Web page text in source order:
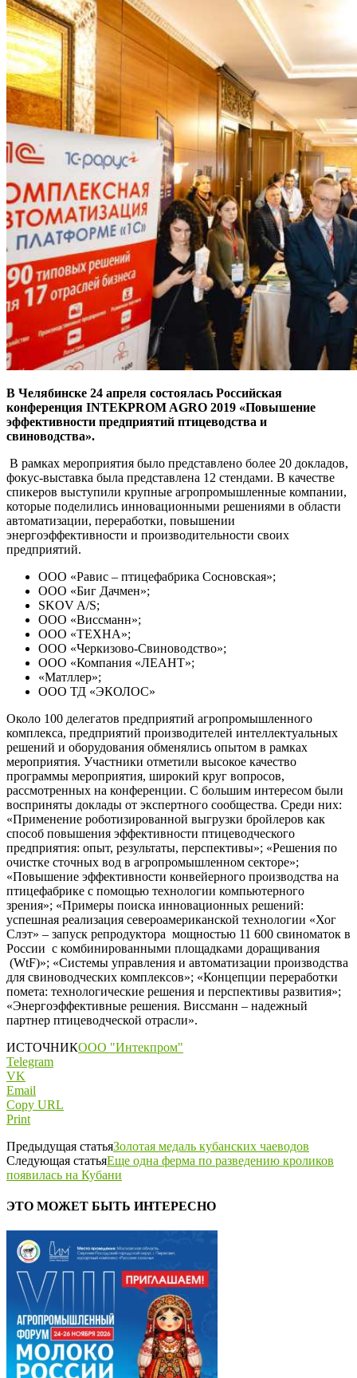
В Челябинске 24 апреля состоялась Российская
конференция INTEKPROM AGRO 2019 «Повышение
эффективности предприятий птицеводства и
свиноводства».
В рамках мероприятия было представлено более 20 докладов,
фокус-выставка была представлена 12 стендами. В качестве
спикеров выступили крупные агропромышленные компании,
которые поделились инновационными решениями в области
автоматизации, переработки, повышении
энергоэффективности и производительности своих
предприятий.
ООО «Равис – птицефабрика Сосновская»;
ООО «Биг Дачмен»;
SKOV A/S;
ООО «Виссманн»;
ООО «ТЕХНА»;
ООО «Черкизово-Свиноводство»;
ООО «Компания «ЛЕАНТ»;
«Матллер»;
ООО ТД «ЭКОЛОС»
Около 100 делегатов предприятий агропромышленного
комплекса, предприятий производителей интеллектуальных
решений и оборудования обменялись опытом в рамках
мероприятия. Участники отметили высокое качество
программы мероприятия, широкий круг вопросов,
рассмотренных на конференции. С большим интересом были
восприняты доклады от экспертного сообщества. Среди них:
«Применение роботизированной выгрузки бройлеров как
способ повышения эффективности птицеводческого
предприятия: опыт, результаты, перспективы»; «Решения по
очистке сточных вод в агропромышленном секторе»;
«Повышение эффективности конвейерного производства на
птицефабрике с помощью технологии компьютерного
зрения»; «Примеры поиска инновационных решений:
успешная реализация североамериканской технологии «Хог
Слэт» – запуск репродуктора мощностью 11 600 свиноматок в
России с комбинированными площадками доращивания
(WtF)»; «Системы управления и автоматизации производства
для свиноводческих комплексов»; «Концепции переработки
помета: технологические решения и перспективы развития»;
«Энергоэффективные решения. Виссманн – надежный
партнер птицеводческой отрасли».
ИСТОЧНИКООО "Интекпром"
Telegram
VK
Email
Copy URL
Print
Предыдущая статьяЗолотая медаль кубанских чаеводов
Следующая статьяЕще одна ферма по разведению кроликов
появилась на Кубани
ЭТО МОЖЕТ БЫТЬ ИНТЕРЕСНО